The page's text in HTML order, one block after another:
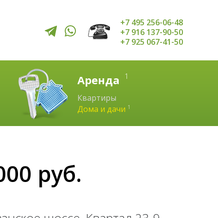
+7 495 256-06-48
+7 916 137-90-50
+7 925 067-41-50
Аренда 1
Квартиры
Дома и дачи 1
руб.